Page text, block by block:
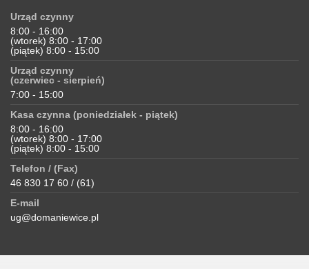
Urząd czynny
8:00 - 16:00
(wtorek) 8:00 - 17:00
(piątek) 8:00 - 15:00
Urząd czynny
(czerwiec - sierpień)
7:00 - 15:00
Kasa czynna (poniedziałek - piątek)
8:00 - 16:00
(wtorek) 8:00 - 17:00
(piątek) 8:00 - 15:00
Telefon / (Fax)
46 830 17 60 / (61)
E-mail
ug@domaniewice.pl